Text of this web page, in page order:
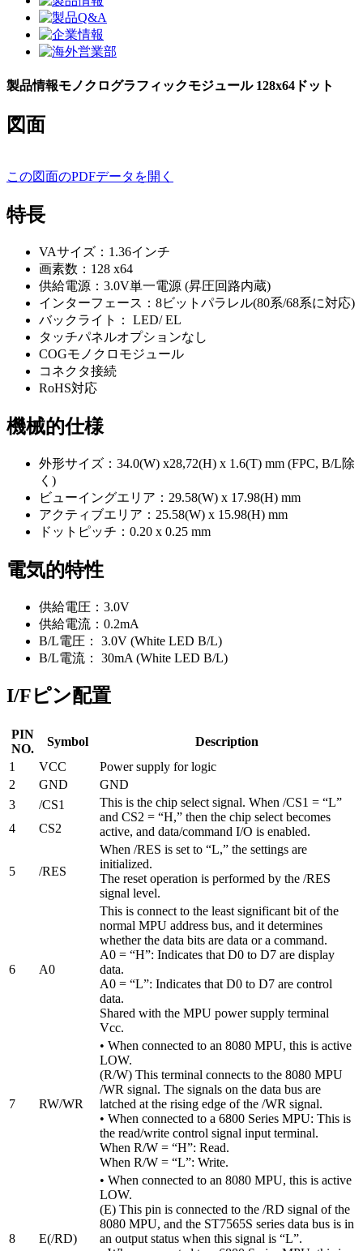
製品情報モノクログラフィックモジュール 128x64ドット
図面
この図面のPDFデータを開く
特長
VAサイズ：1.36インチ
画素数：128 x64
供給電源：3.0V単一電源 (昇圧回路内蔵)
インターフェース：8ビットパラレル(80系/68系に対応)
バックライト： LED/ EL
タッチパネルオプションなし
COGモノクロモジュール
コネクタ接続
RoHS対応
機械的仕様
外形サイズ：34.0(W) x28,72(H) x 1.6(T) mm (FPC, B/L除
く)
ビューイングエリア：29.58(W) x 17.98(H) mm
アクティブエリア：25.58(W) x 15.98(H) mm
ドットピッチ：0.20 x 0.25 mm
電気的特性
供給電圧：3.0V
供給電流：0.2mA
B/L電圧： 3.0V (White LED B/L)
B/L電流： 30mA (White LED B/L)
I/Fピン配置
PIN
NO.
Symbol
Description
1
VCC
Power supply for logic
2
GND
GND
3
/CS1
This is the chip select signal. When /CS1 = “L”
and CS2 = “H,” then the chip select becomes
active, and data/command I/O is enabled.
4 CS2
5 /RES
When /RES is set to “L,” the settings are
initialized.
The reset operation is performed by the /RES
signal level.
6 A0
This is connect to the least significant bit of the
normal MPU address bus, and it determines
whether the data bits are data or a command.
A0 = “H”: Indicates that D0 to D7 are display
data.
A0 = “L”: Indicates that D0 to D7 are control
data.
Shared with the MPU power supply terminal
Vcc.
7 RW/WR
• When connected to an 8080 MPU, this is active
LOW.
(R/W) This terminal connects to the 8080 MPU
/WR signal. The signals on the data bus are
latched at the rising edge of the /WR signal.
• When connected to a 6800 Series MPU: This is
the read/write control signal input terminal.
When R/W = “H”: Read.
When R/W = “L”: Write.
8 E(/RD)
• When connected to an 8080 MPU, this is active
LOW.
(E) This pin is connected to the /RD signal of the
8080 MPU, and the ST7565S series data bus is in
an output status when this signal is “L”.